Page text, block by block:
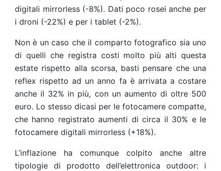
digitali mirrorless (-8%). Dati poco rosei anche per
i droni (-22%) e per i tablet (-2%).
Non è un caso che il comparto fotografico sia uno
di quelli che registra costi molto più alti questa
estate rispetto alla scorsa, basti pensare che una
reflex rispetto ad un anno fa è arrivata a costare
anche il 32% in più, con un aumento di oltre 500
euro. Lo stesso dicasi per le fotocamere compatte,
che hanno registrato aumenti di circa il 30% e le
fotocamere digitali mirrorless (+18%).
L’inflazione ha comunque colpito anche altre
tipologie di prodotto dell’elettronica outdoor: i